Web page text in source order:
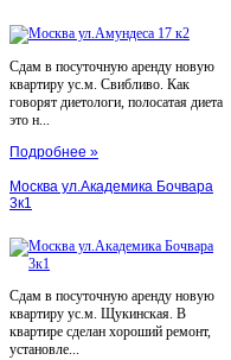
Сдам в посуточную аренду новую
квартиру ус.м. Свибливо. Как
говорят диетологи, полосатая диета
это н...
Подробнее »
Москва ул.Академика Бочвара
3к1
Сдам в посуточную аренду новую
квартиру ус.м. Щукинская. В
квартире сделан хороший ремонт,
установле...